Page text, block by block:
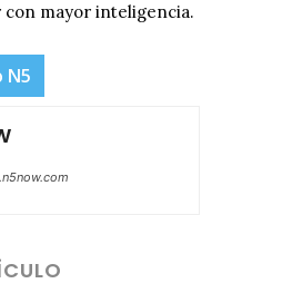
con mayor inteligencia.
N5